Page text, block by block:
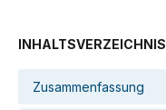
INHALTSVERZEICHNIS
Zusammenfassung